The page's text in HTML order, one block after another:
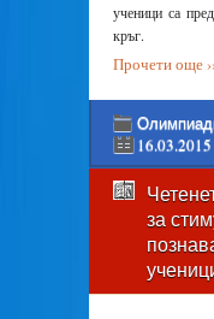
ученици са
кръг.
Прочети още
16.03.2015
за